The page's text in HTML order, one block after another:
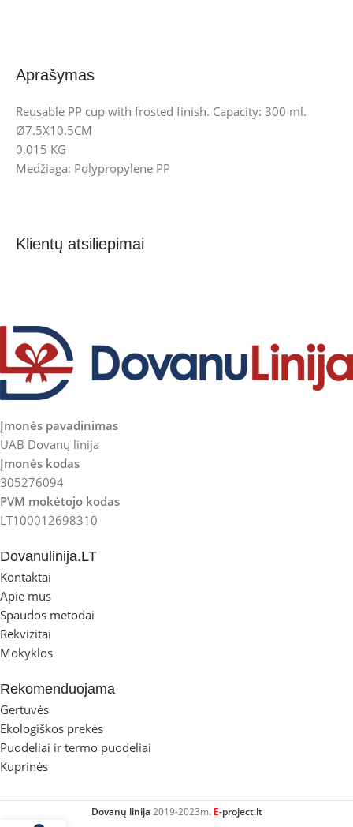
Aprašymas
Reusable PP cup with frosted finish. Capacity: 300 ml.
Ø7.5X10.5CM
0,015 KG
Medžiaga: Polypropylene PP
Klientų atsiliepimai
Įmonės pavadinimas
UAB Dovanų linija
Įmonės kodas
305276094
PVM mokėtojo kodas
LT100012698310
Dovanulinija.LT
Kontaktai
Apie mus
Spaudos metodai
Rekvizitai
Mokyklos
Rekomenduojama
Gertuvės
Ekologiškos prekės
Puodeliai ir termo puodeliai
Kuprinės
Dovanų linija 2019-2023m. E-project.lt